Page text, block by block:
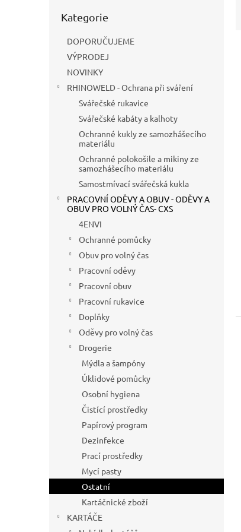
kategorie
Kategorie
DOPORUČUJEME
VÝPRODEJ
NOVINKY
RHINOWELD - Ochrana při sváření
Svářečské rukavice
Svářečské kabáty a kalhoty
Ochranné kukly ze samozhášecího
materiálu
Ochranné polokošile a mikiny ze
samozhášecího materiálu
Samostmívací svářečská kukla
PRACOVNÍ ODĚVY A OBUV - ODĚVY A
OBUV PRO VOLNÝ ČAS- CXS
4ENVI
Ochranné pomůcky
Obuv pro volný čas
Pracovní oděvy
Pracovní obuv
Pracovní rukavice
Doplňky
Oděvy pro volný čas
Drogerie
Mýdla a šampóny
Úklidové pomůcky
Osobní hygiena
Čistící prostředky
Papírový program
Dezinfekce
Prací prostředky
Mycí pasty
Ostatní
Kartáčnické zboží
KARTÁČE